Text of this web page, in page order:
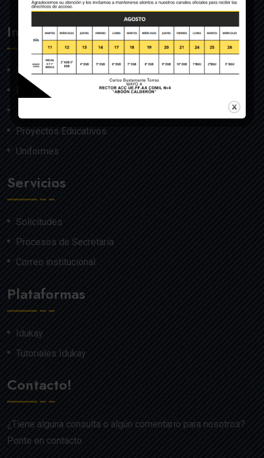
Institución
Nosotros
Misión y Visión
Proyectos Educativos
Uniformes
Servicios
Solicitudes
Procesos de Secretaría
Correo institucional
Plataformas
Idukay
Tutoriales Idukay
Contacto!
¿Tiene alguna consulta o algún comentario para nosotros?
Ponte en contacto